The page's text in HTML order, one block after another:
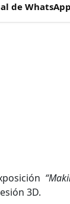
de WhatsApp
3D.